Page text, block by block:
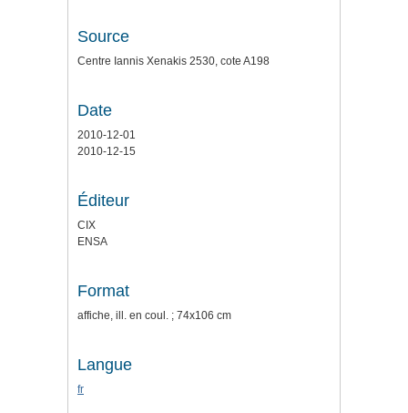
Source
Centre Iannis Xenakis 2530, cote A198
Date
2010-12-01
2010-12-15
Éditeur
CIX
ENSA
Format
affiche, ill. en coul. ; 74x106 cm
Langue
fr